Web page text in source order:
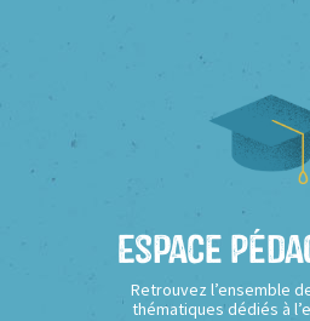
Espace
Retrouvez l’ensemble
thématiques dédiés à